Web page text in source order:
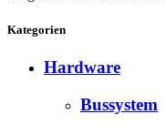
Kategorien
Hardware
Bussystem